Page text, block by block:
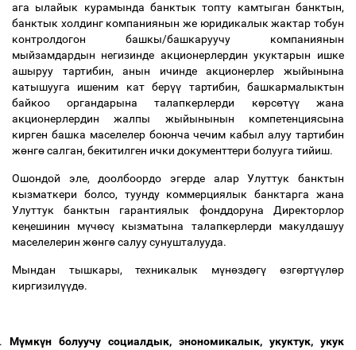
ага ылайык курамында банктык топту камтыган банктын,
банктык холдинг компаниянын же юридикалык жактар тобун
контролдогон башкы/башкаруучу компаниянын
мыйзамдардын негизинде акционерлердин укуктарын ишке
ашыруу тартибин, анын ичинде акционерлер жыйынына
катышууга ишеним кат берүү тартибин, башкармалыктын
байкоо органдарына талапкерлерди көрсөтүүжана
акционерлердин жалпы жыйынынын компетенциясына
кирген башка маселелер боюнча чечим кабыл алуу тартибин
жөнгөсалган, бекитилген ички документтери болууга тийиш.
Ошондой эле, доолбоордо эгерде алар Улуттук банктын
кызматкери болсо, туунду коммерциялык банктарга жана
Улуттук банктын гарантиялык фонддоруна Директорлор
кеӊешинин мүчөсү кызматына талапкерлерди макулдашуу
маселелерин жөнгөсалуу сунушталууда.
Мындан тышкары, техникалык мүнөздөгү өзгөртүүлөр
киргизилүүдө.
Мүмкүн болуучу социалдык, энономикалык, укуктук, укук